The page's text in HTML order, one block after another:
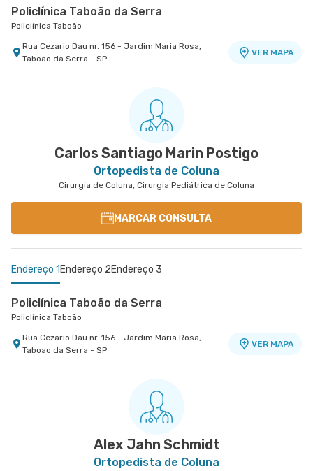
Policlínica Taboão da Serra
Policlínica Taboão
Rua Cezario Dau nr. 156 - Jardim Maria Rosa,
Taboao da Serra - SP
VER MAPA
Estrada de Itapecerica nr. 4617 - Capao
Avenida Joao Barreto de Menezes nr. 677 - Vila
Santa Catarina, Sao Paulo - SP
Carlos Santiago Marin Postigo
Ortopedista de Coluna
Cirurgia de Coluna, Cirurgia Pediátrica de Coluna
MARCAR CONSULTA
Endereço 1 Endereço 2Endereço 3
Policlínica Taboão da Serra
Policlínica Taboão
Rua Cezario Dau nr. 156 - Jardim Maria Rosa,
Taboao da Serra - SP
VER MAPA
Rua Virginia Crivilari nr. 334 - Centro, Osasco -
Avenida Corifeu de Azevedo Marques nr. 217 -
Alex Jahn Schmidt
Ortopedista de Coluna